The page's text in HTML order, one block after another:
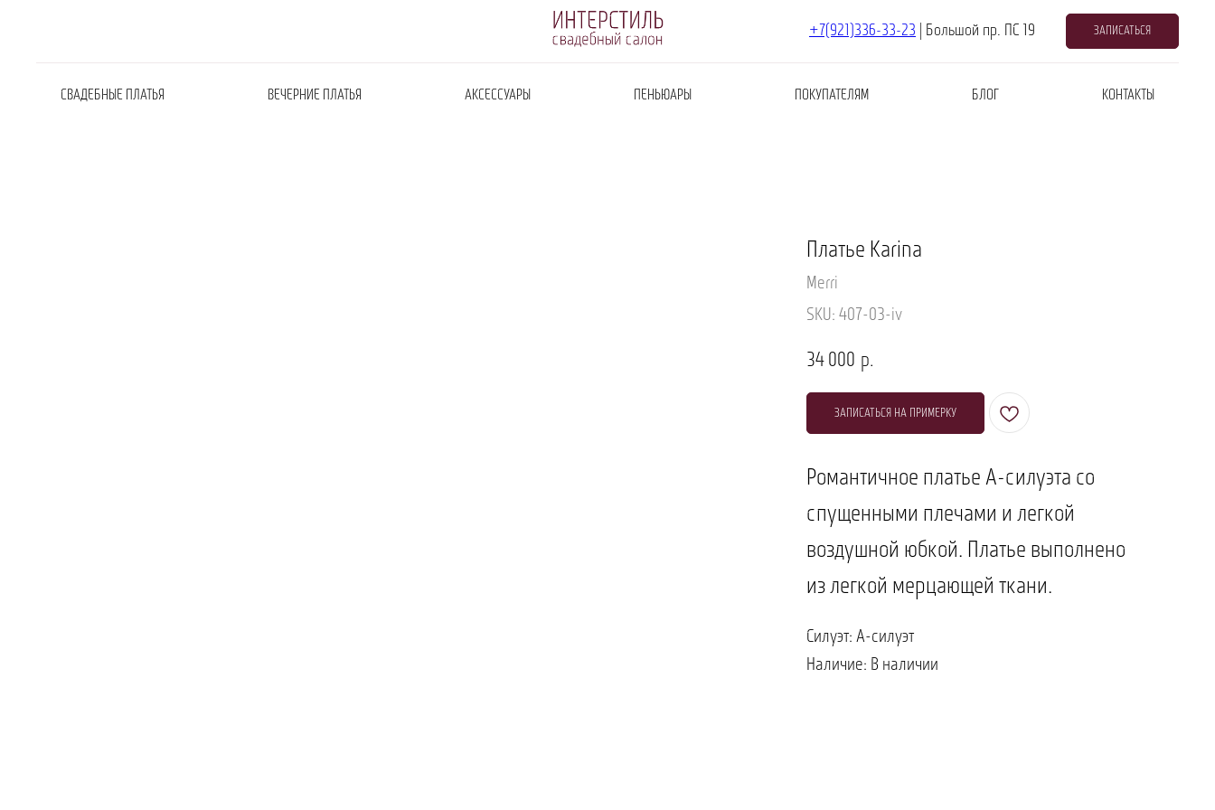
+7(921)336-33-23 | Большой пр. ПС 19 ЗАПИСАТЬСЯ
СВАДЕБНЫЕ ПЛАТЬЯ ВЕЧЕРНИЕ ПЛАТЬЯ АКСЕССУАРЫ ПЕНЬЮАРЫ ПОКУПАТЕЛЯМ БЛОГ КОНТАКТЫ
Платье Karina
Merri
SKU: 407-03-iv
34 000 р.
ЗАПИСАТЬСЯ НА ПРИМЕРКУ
Романтичное платье А-силуэта со
спущенными плечами и легкой
воздушной юбкой. Платье выполнено
из легкой мерцающей ткани.
Силуэт: А-силуэт
Наличие: В наличии